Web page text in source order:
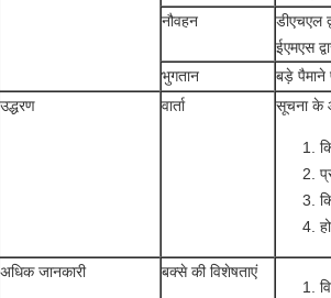
नौवहन
डीएचएल
ईएमएस
भुगतान
बड़े पैमाने
उद्धरण
वार्ता सूचना के
अधिक जानकारी
बक्से की विशेषताएं